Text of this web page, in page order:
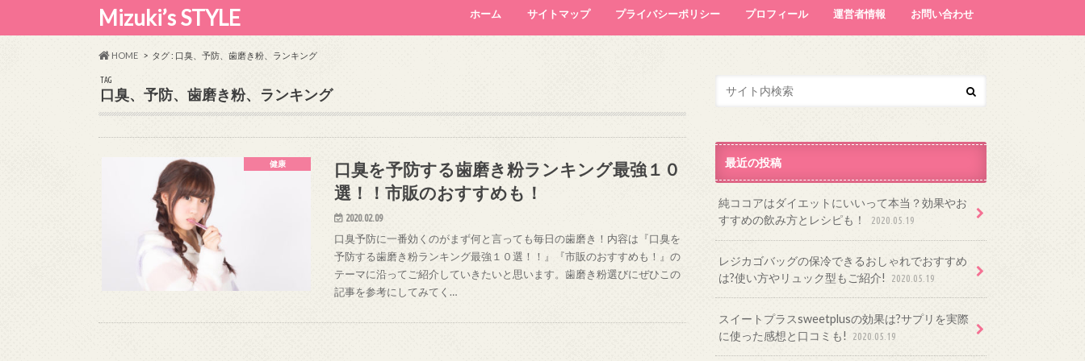
Mizuki’s STYLE ホーム サイトマップ プライバシーポリシー プロフィール 運営者情報 お問い合わせ
HOME タグ : 口臭、予防、歯磨き粉、ランキング
TAG
口臭、予防、歯磨き粉、ランキング
健康
口臭を予防する歯磨き粉ランキング最強１０
選！！市販のおすすめも！
2020.02.09
口臭予防に一番効くのがまず何と言っても毎日の歯磨き！内容は『口臭を
予防する歯磨き粉ランキング最強１０選！！』『市販のおすすめも！』の
テーマに沿ってご紹介していきたいと思います。歯磨き粉選びにぜひこの
記事を参考にしてみてく…
最近の投稿
純ココアはダイエットにいいって本当？効果やお
すすめの飲み方とレシピも！
2020.05.19
レジカゴバッグの保冷できるおしゃれでおすすめ
は?使い方やリュック型もご紹介!
2020.05.19
スイートプラスsweetplusの効果は?サプリを実際
に使った感想と口コミも!
2020.05.19